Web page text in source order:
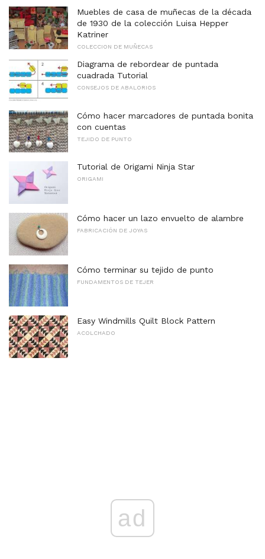
Muebles de casa de muñecas de la década
de 1930 de la colección Luisa Hepper
Katriner
COLECCION DE MUÑECAS
Diagrama de rebordear de puntada
cuadrada Tutorial
CONSEJOS DE ABALORIOS
Cómo hacer marcadores de puntada bonita
con cuentas
TEJIDO DE PUNTO
Tutorial de Origami Ninja Star
ORIGAMI
Cómo hacer un lazo envuelto de alambre
FABRICACIÓN DE JOYAS
Cómo terminar su tejido de punto
FUNDAMENTOS DE TEJER
Easy Windmills Quilt Block Pattern
ACOLCHADO
ad